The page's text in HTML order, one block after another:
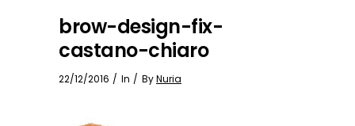
brow-design-fix-
castano-chiaro
22/12/2016 In ByNuria